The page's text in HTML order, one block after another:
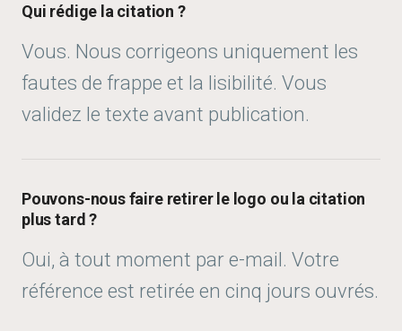
Qui rédige la citation ?
Vous. Nous corrigeons uniquement les
fautes de frappe et la lisibilité. Vous
validez le texte avant publication.
Pouvons-nous faire retirer le logo ou la citation
plus tard ?
Oui, à tout moment par e-mail. Votre
référence est retirée en cinq jours ouvrés.